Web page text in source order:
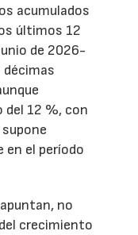
acumulados
últimos 12
de 2026-
12 %, con
en el período
no
crecimiento